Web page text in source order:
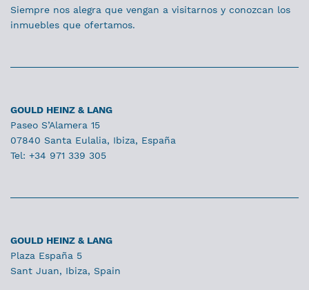
Siempre nos alegra que vengan a visitarnos y conozcan los
inmuebles que ofertamos.
GOULD HEINZ & LANG
Paseo S’Alamera 15
07840 Santa Eulalia, Ibiza, España
Tel: +34 971 339 305
GOULD HEINZ & LANG
Plaza España 5
Sant Juan, Ibiza, Spain